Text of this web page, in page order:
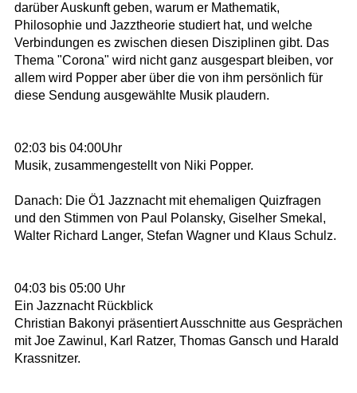
darüber Auskunft geben, warum er Mathematik,
Philosophie und Jazztheorie studiert hat, und welche
Verbindungen es zwischen diesen Disziplinen gibt. Das
Thema "Corona" wird nicht ganz ausgespart bleiben, vor
allem wird Popper aber über die von ihm persönlich für
diese Sendung ausgewählte Musik plaudern.
02:03 bis 04:00Uhr
Musik, zusammengestellt von Niki Popper.
Danach: Die Ö1 Jazznacht mit ehemaligen Quizfragen
und den Stimmen von Paul Polansky, Giselher Smekal,
Walter Richard Langer, Stefan Wagner und Klaus Schulz.
04:03 bis 05:00 Uhr
Ein Jazznacht Rückblick
Christian Bakonyi präsentiert Ausschnitte aus Gesprächen
mit Joe Zawinul, Karl Ratzer, Thomas Gansch und Harald
Krassnitzer.